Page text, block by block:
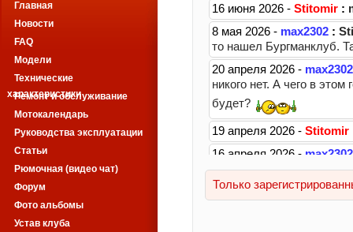
Главная
Новости
FAQ
Модели
Технические
характеристики
Ремонт и обслуживание
Мотокалендарь
Руководства эксплуатации
Статьи
Рюмочная (видео чат)
Форум
Фото альбомы
Устав клуба